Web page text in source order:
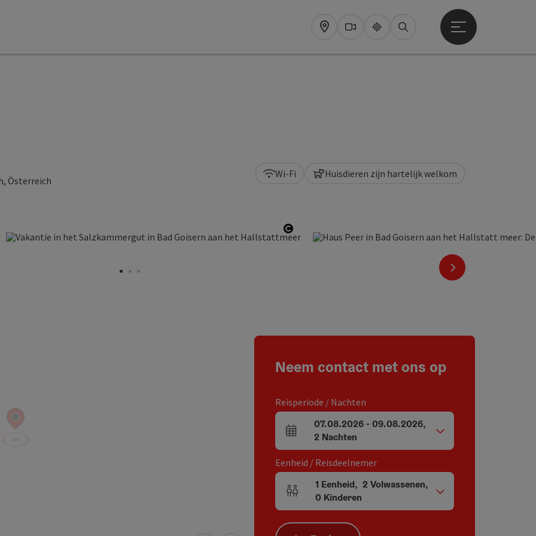
Map WebcamsUpperguide
Zoeken
Startmenu openen
Österreich
Copyright Start Copyright
nächstes Element
Wi-Fi Huisdieren zijn hartelijk welkom
Neem contact met ons op
Reisperiode / Nachten
Velden voor aankomst en vertrek
07.08.2026- 09.08.2026,
2 Nachten
Eenheid / Reisdeelnemer
Aantal eenheden en persoonsvelden
1 Eenheid, 2 Volwassenen,
0 Kinderen